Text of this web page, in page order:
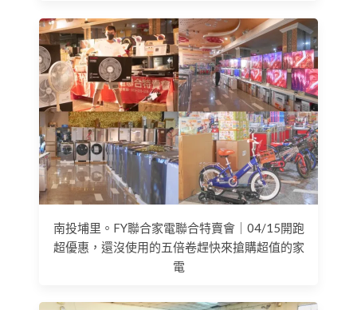
南投埔里。FY聯合家電聯合特賣會｜04/15開跑
超優惠，還沒使用的五倍卷趕快來搶購超值的家
電